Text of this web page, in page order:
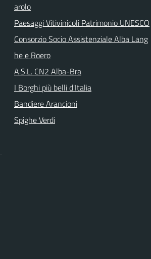
arolo
Paesaggi Vitivinicoli Patrimonio UNESCO
Consorzio Socio Assistenziale Alba Lang
he e Roero
A.S.L. CN2 Alba-Bra
I Borghi più belli d'Italia
Bandiere Arancioni
Spighe Verdi